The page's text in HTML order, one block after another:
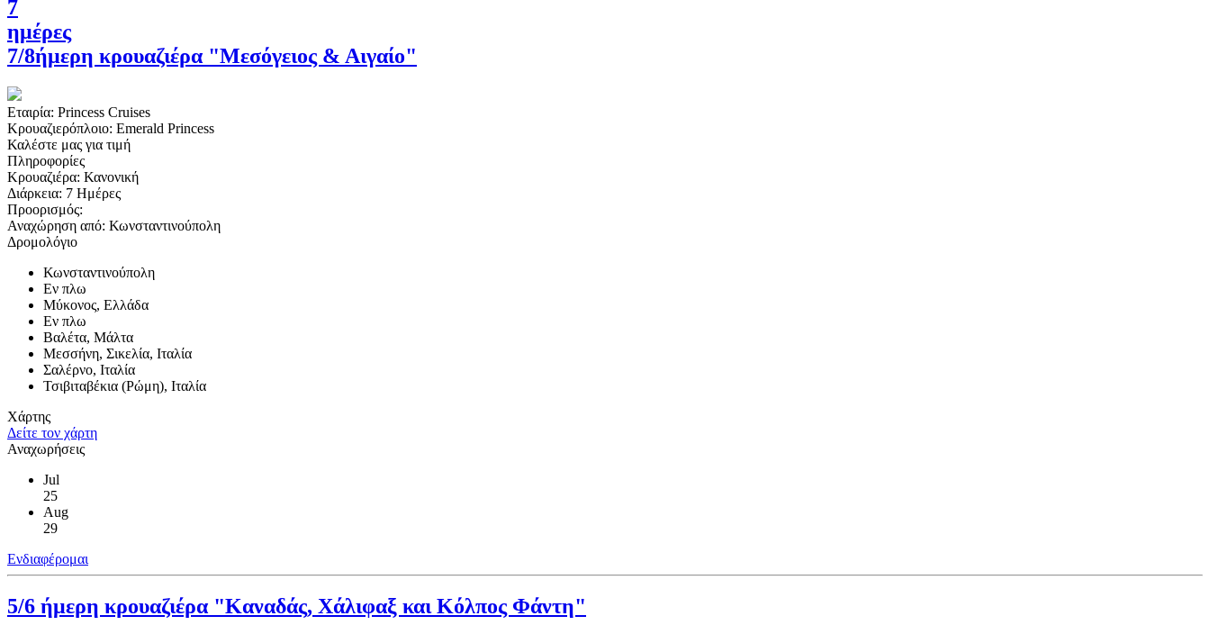
7
ημέρες
7/8ήμερη κρουαζιέρα "Μεσόγειος & Αιγαίο"
Εταιρία: Princess Cruises
Κρουαζιερόπλοιο: Emerald Princess
Καλέστε μας για τιμή
Πληροφορίες
Κρουαζιέρα: Κανονική
Διάρκεια: 7 Ημέρες
Προορισμός:
Αναχώρηση από: Κωνσταντινούπολη
Δρομολόγιο
Κωνσταντινούπολη
Εν πλω
Μύκονος, Ελλάδα
Εν πλω
Βαλέτα, Μάλτα
Μεσσήνη, Σικελία, Ιταλία
Σαλέρνο, Ιταλία
Τσιβιταβέκια (Ρώμη), Ιταλία
Χάρτης
Δείτε τον χάρτη
Αναχωρήσεις
Jul
25
Aug
29
Ενδιαφέρομαι
5/6 ήμερη κρουαζιέρα "Καναδάς, Χάλιφαξ και Κόλπος Φάντη"